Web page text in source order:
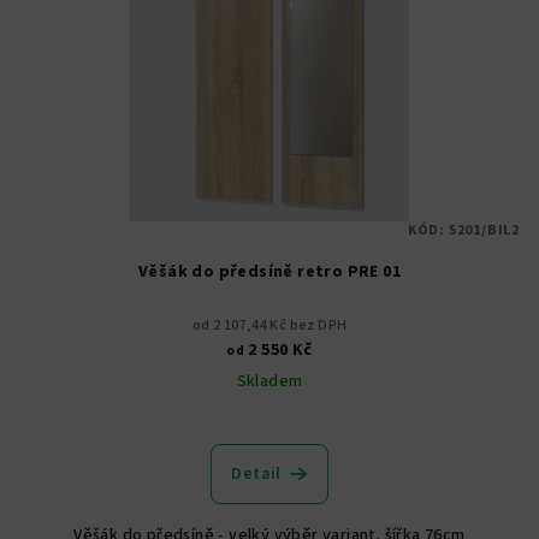
Věšák do předsíně retro PRE 01
od 2 107,44 Kč bez DPH
od 2 550 Kč
Skladem
hodnocení
produktu
Detail
KÓD: 5201/BIL2